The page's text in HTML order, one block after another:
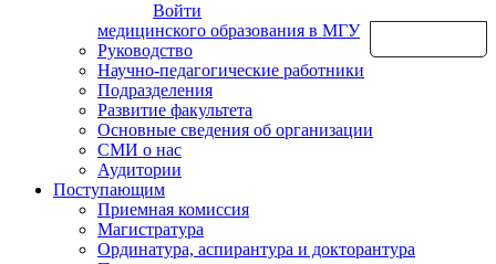
Войти
медицинского образования в МГУ
Руководство
Научно-педагогические работники
Подразделения
Развитие факультета
Основные сведения об организации
СМИ о нас
Аудитории
Поступающим
Приемная комиссия
Магистратура
Ординатура, аспирантура и докторантура